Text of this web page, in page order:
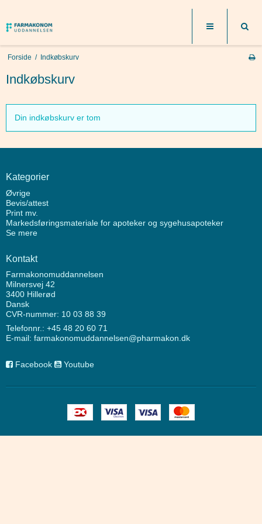
Forside / Indkøbskurv
Indkøbskurv
Din indkøbskurv er tom
Kategorier
Øvrige
Bevis/attest
Print mv.
Markedsføringsmateriale for apoteker og sygehusapoteker
Se mere
Kontakt
Farmakonomuddannelsen
Milnersvej 42
3400 Hillerød
Dansk
CVR-nummer: 10 03 88 39
Telefonnr.: +45 48 20 60 71
E-mail: farmakonomuddannelsen@pharmakon.dk
Facebook Youtube